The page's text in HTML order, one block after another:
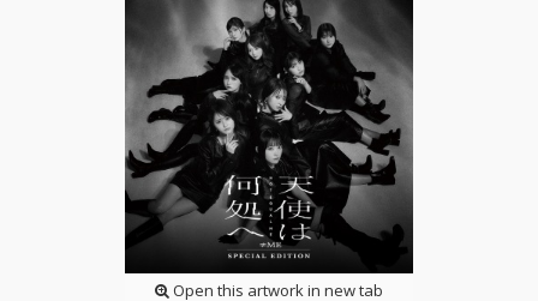
Open this artwork in new tab